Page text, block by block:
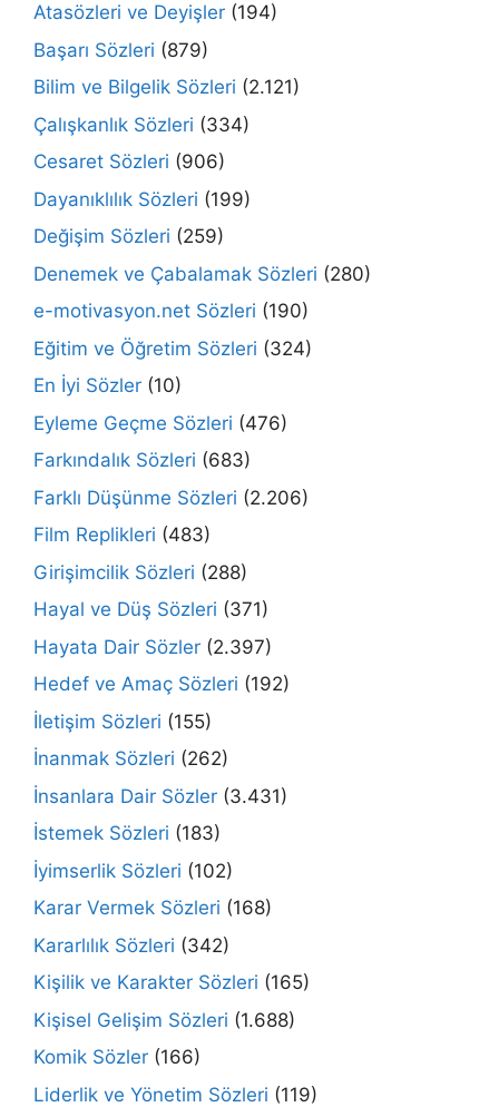
Atasözleri ve Deyişler (194)
Başarı Sözleri (879)
Bilim ve Bilgelik Sözleri (2.121)
Çalışkanlık Sözleri (334)
Cesaret Sözleri (906)
Dayanıklılık Sözleri (199)
Değişim Sözleri (259)
Denemek ve Çabalamak Sözleri (280)
e-motivasyon.net Sözleri (190)
Eğitim ve Öğretim Sözleri (324)
En İyi Sözler (10)
Eyleme Geçme Sözleri (476)
Farkındalık Sözleri (683)
Farklı Düşünme Sözleri (2.206)
Film Replikleri (483)
Girişimcilik Sözleri (288)
Hayal ve Düş Sözleri (371)
Hayata Dair Sözler (2.397)
Hedef ve Amaç Sözleri (192)
İletişim Sözleri (155)
İnanmak Sözleri (262)
İnsanlara Dair Sözler (3.431)
İstemek Sözleri (183)
İyimserlik Sözleri (102)
Karar Vermek Sözleri (168)
Kararlılık Sözleri (342)
Kişilik ve Karakter Sözleri (165)
Kişisel Gelişim Sözleri (1.688)
Komik Sözler (166)
Liderlik ve Yönetim Sözleri (119)